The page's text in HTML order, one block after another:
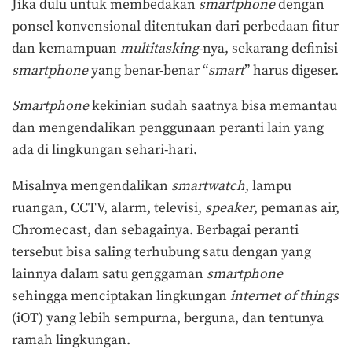
Jika dulu untuk membedakan smartphonedengan
ponsel konvensional ditentukan dari perbedaan fitur
dan kemampuan multitasking-nya, sekarang definisi
smartphoneyang benar-benar “smart” harus digeser.
Smartphonekekinian sudah saatnya bisa memantau
dan mengendalikan penggunaan peranti lain yang
ada di lingkungan sehari-hari.
Misalnya mengendalikan smartwatch, lampu
ruangan, CCTV, alarm, televisi, speaker, pemanas air,
Chromecast, dan sebagainya. Berbagai peranti
tersebut bisa saling terhubung satu dengan yang
lainnya dalam satu genggaman smartphone
sehingga menciptakan lingkungan internet of things
(iOT) yang lebih sempurna, berguna, dan tentunya
ramah lingkungan.